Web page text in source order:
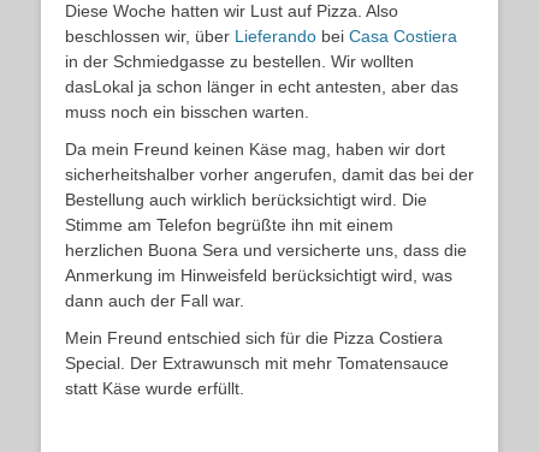
Diese Woche hatten wir Lust auf Pizza. Also
beschlossen wir, über Lieferando bei Casa Costiera
in der Schmiedgasse zu bestellen. Wir wollten
dasLokal ja schon länger in echt antesten, aber das
muss noch ein bisschen warten.
Da mein Freund keinen Käse mag, haben wir dort
sicherheitshalber vorher angerufen, damit das bei der
Bestellung auch wirklich berücksichtigt wird. Die
Stimme am Telefon begrüßte ihn mit einem
herzlichen Buona Sera und versicherte uns, dass die
Anmerkung im Hinweisfeld berücksichtigt wird, was
dann auch der Fall war.
Mein Freund entschied sich für die Pizza Costiera
Special. Der Extrawunsch mit mehr Tomatensauce
statt Käse wurde erfüllt.